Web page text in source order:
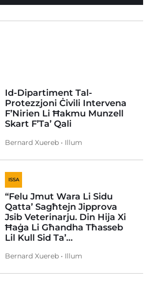
Id-Dipartiment Tal-
Protezzjoni Ċivili Intervena
F’Nirien Li Ħakmu Munzell
Skart F’Ta’ Qali
Bernard Xuereb • Illum
ISSA
“Felu Jmut Wara Li Sidu
Qatta’ Sagħtejn Jipprova
Jsib Veterinarju. Din Hija Xi
Ħaġa Li Għandha Tħasseb
Lil Kull Sid Ta’…
Bernard Xuereb • Illum